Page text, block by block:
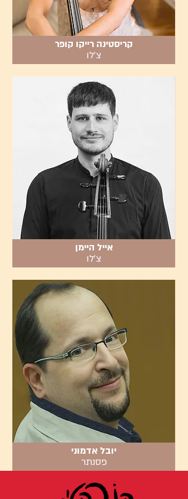
קריסטינה רייקו קופר
צ׳לו
אייל היימן
צ׳לו
יובל אדמוני
פסנתר